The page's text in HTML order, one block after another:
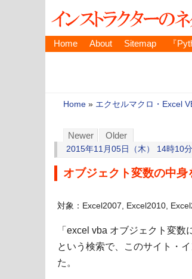
Home About Sitemap 『
Home » エクセルマクロ・Excel
Newer Older
2015年11月05日（木） 14時10分
オブジェクト変数の中
対象：Excel2007, Excel2010,
「excel vba オブジェクト変数
という検索で、このサイト・
た。